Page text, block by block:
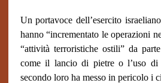
Un portavoce dell’esercito
hanno “incrementato le operazioni
“attività terroristiche ostili” da
come il lancio di pietre o l’uso di
secondo loro ha messo in pericolo i